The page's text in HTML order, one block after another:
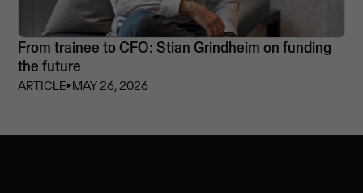
From trainee to CFO: Stian Grindheim on funding
the future
ARTICLE⏵MAY 26, 2026